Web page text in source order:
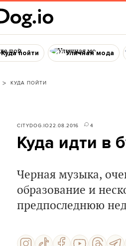
Куда пойти Уличная мода
КУДА ПОЙТИ
CITYDOG.IO22.08.2016 4
Куда идти в
Черная музыка,
образование и
предпоследнюю